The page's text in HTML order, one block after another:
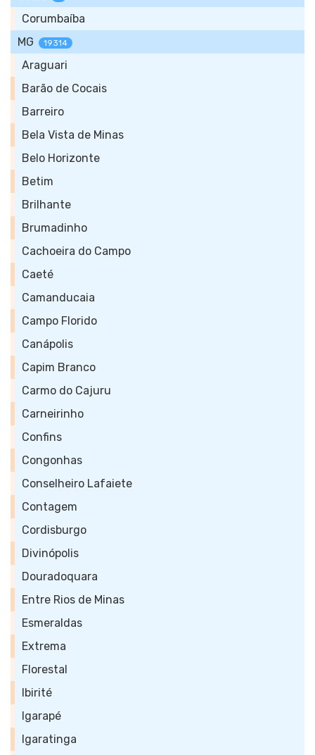
Corumbaíba
MG
19314
Araguari
Barão de Cocais
Barreiro
Bela Vista de Minas
Belo Horizonte
Betim
Brilhante
Brumadinho
Cachoeira do Campo
Caeté
Camanducaia
Campo Florido
Canápolis
Capim Branco
Carmo do Cajuru
Carneirinho
Confins
Congonhas
Conselheiro Lafaiete
Contagem
Cordisburgo
Divinópolis
Douradoquara
Entre Rios de Minas
Esmeraldas
Extrema
Florestal
Ibirité
Igarapé
Igaratinga